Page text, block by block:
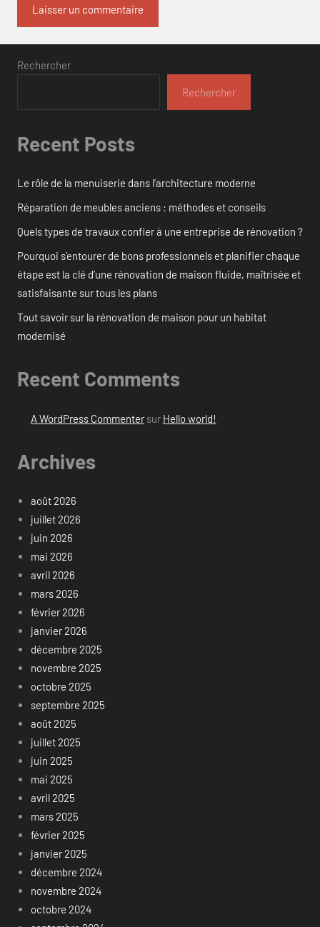
Rechercher
Rechercher
Recent Posts
Le rôle de la menuiserie dans l’architecture moderne
Réparation de meubles anciens : méthodes et conseils
Quels types de travaux confier à une entreprise de rénovation ?
Pourquoi s’entourer de bons professionnels et planifier chaque
étape est la clé d’une rénovation de maison fluide, maîtrisée et
satisfaisante sur tous les plans
Tout savoir sur la rénovation de maison pour un habitat
modernisé
Recent Comments
A WordPress Commentersur Hello world!
Archives
août 2026
juillet 2026
juin 2026
mai 2026
avril 2026
mars 2026
février 2026
janvier 2026
décembre 2025
novembre 2025
octobre 2025
septembre 2025
août 2025
juillet 2025
juin 2025
mai 2025
avril 2025
mars 2025
février 2025
janvier 2025
décembre 2024
novembre 2024
octobre 2024